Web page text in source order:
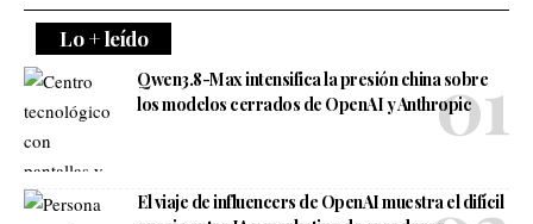
Lo + leído
Qwen3.8-Max intensifica la presión china sobre
los modelos cerrados de OpenAI y Anthropic
El viaje de influencers de OpenAI muestra el difícil